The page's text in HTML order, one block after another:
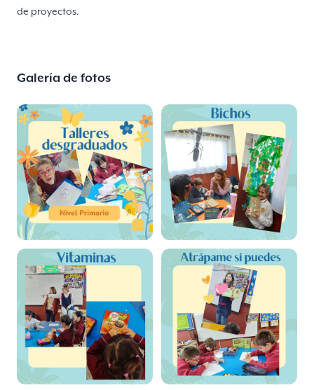
de proyectos.
Galería de fotos